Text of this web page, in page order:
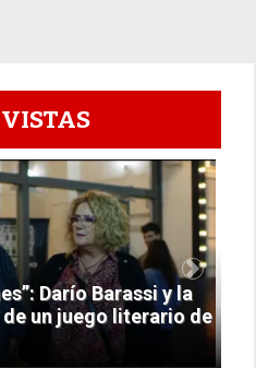
1
Darío Barassi y la
un juego literario de
Next